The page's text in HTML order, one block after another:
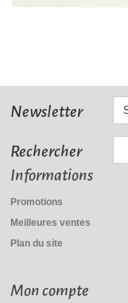
Newsletter
Rechercher
Informations
Promotions
Meilleures ventes
Plan du site
Mon compte